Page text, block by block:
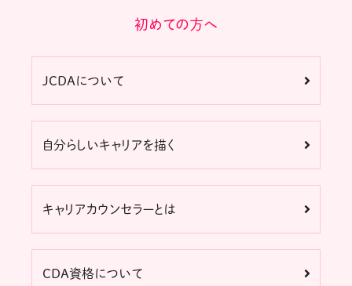
初めての方へ
JCDAについて
自分らしいキャリアを描く
キャリアカウンセラーとは
CDA資格について